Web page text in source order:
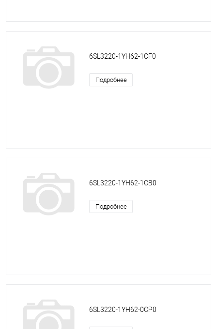
6SL3220-1YH62-1CF0
Подробнее
6SL3220-1YH62-1CB0
Подробнее
6SL3220-1YH62-0CP0